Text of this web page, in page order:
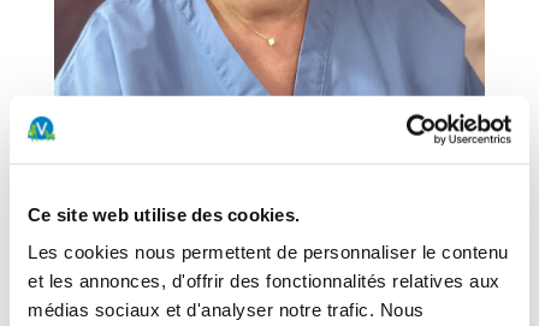
Ce site web utilise des cookies.
Les cookies nous permettent de personnaliser le contenu
et les annonces, d'offrir des fonctionnalités relatives aux
médias sociaux et d'analyser notre trafic. Nous
Rôle : AMV
Services : Polyvalente
AMV polyvalente